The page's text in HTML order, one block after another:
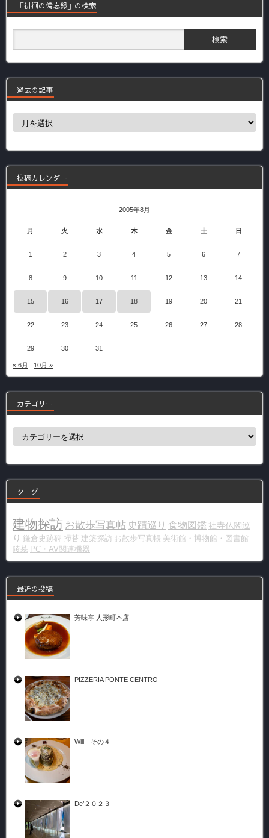
「徘徊の備忘録」の検索
過去の記事
過
事
投稿カレンダー
2005年8月
月 火 水 木 金 土 日
1 2 3 4 5 6 7
8 9 10 11 12 13 14
15 16 17 18 19 20 21
22 23 24 25 26 27 28
29 30 31
« 6月 10月 »
カテゴリー
カ
ー
タ グ
建物探訪 お散歩写真帖 史蹟巡り 食物図鑑 社寺仏閣巡
り 鎌倉史跡碑 掃苔 建築探訪 お散歩写真帳 美術館・博物館・図書館
陵墓 PC・AV関連機器
最近の投稿
芳味亭 人形町本店
PIZZERIA PONTE CENTRO
Will その４
De’２０２３